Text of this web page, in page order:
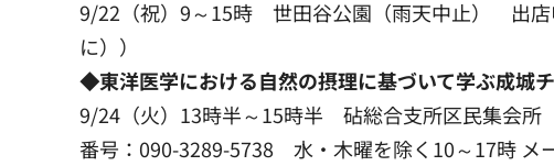
9/22（祝）9～15時 世田谷公園（雨天中止） 出店
に））
◆東洋医学における自然の摂理に基づいて学ぶ成城
9/24（火）13時半～15時半 砧総合支所区民集会
番号：090-3289-5738 水・木曜を除く10～17時